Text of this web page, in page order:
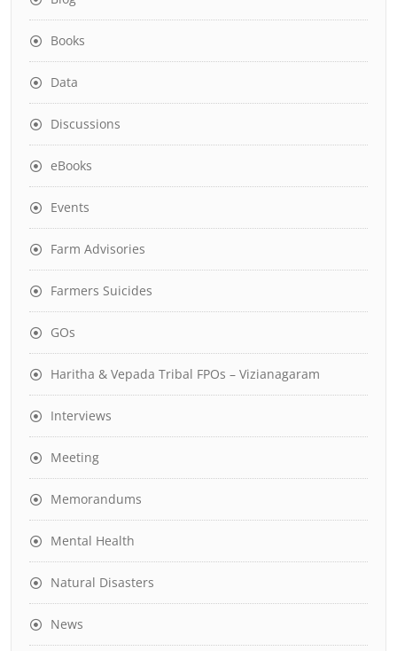
Books
Data
Discussions
eBooks
Events
Farm Advisories
Farmers Suicides
GOs
Haritha & Vepada Tribal FPOs – Vizianagaram
Interviews
Meeting
Memorandums
Mental Health
Natural Disasters
News